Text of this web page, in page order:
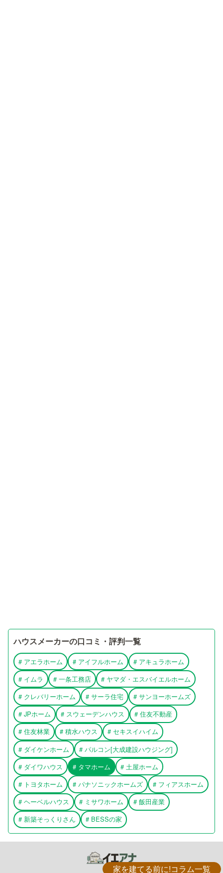
ハウスメーカーの口コミ・評判一覧
# アエラホーム # アイフルホーム # アキュラホーム
# イムラ # 一条工務店 # ヤマダ・エスバイエルホーム
# クレバリーホーム # サーラ住宅 # サンヨーホームズ
# JPホーム # スウェーデンハウス # 住友不動産
# 住友林業 # 積水ハウス # セキスイハイム
# ダイケンホーム # パルコン[大成建設ハウジング]
# ダイワハウス # タマホーム # 土屋ホーム
# トヨタホーム # パナソニックホームズ # フィアスホーム
# ヘーベルハウス # ミサワホーム # 飯田産業
# 新築そっくりさん # BESSの家
家を建てる前に!コラム一覧